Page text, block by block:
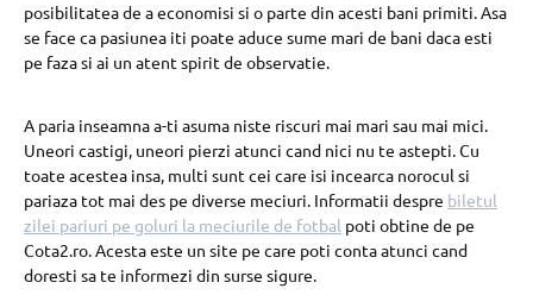
posibilitatea de a economisi si o parte din acesti bani primiti. Asa
se face ca pasiunea iti poate aduce sume mari de bani daca esti
pe faza si ai un atent spirit de observatie.
A paria inseamna a-ti asuma niste riscuri mai mari sau mai mici.
Uneori castigi, uneori pierzi atunci cand nici nu te astepti. Cu
toate acestea insa, multi sunt cei care isi incearca norocul si
pariaza tot mai des pe diverse meciuri. Informatii despre biletul
zilei pariuri pe goluri la meciurile de fotbal poti obtine de pe
Cota2.ro. Acesta este un site pe care poti conta atunci cand
doresti sa te informezi din surse sigure.